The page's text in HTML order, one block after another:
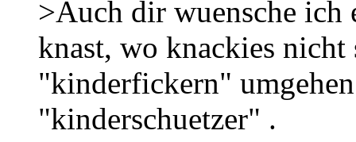
>Auch dir wuensche ich
knast, wo knackies
"kinderfickern"
"kinderschuetzer" .